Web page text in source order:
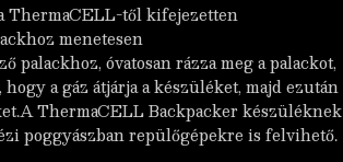
ThermaCELL-től kifejezetten
menetesen
palackhoz, óvatosan rázza meg a palackot,
a gáz átjárja a készüléket, majd ezután
ThermaCELL Backpacker készüléknek
poggyászban repülőgépekre is felvihető.